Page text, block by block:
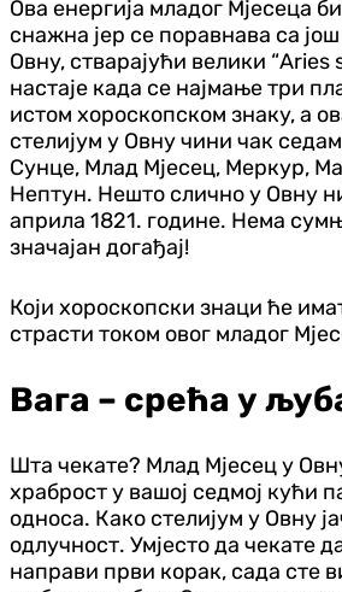
Ова енергија младог Мјесеца
снажна јер се поравнава са
Овну, стварајући велики “Aries
настаје када се најмање три
истом хороскопском знаку, а
стелијум у Овну чини чак
Сунце, Млад Мјесец, Меркур,
Нептун. Нешто слично у Овну
априла 1821. године. Нема
значајан догађај!
Који хороскопски знаци ће
страсти током овог младог
Вага – срећа у
Шта чекате? Млад Мјесец у
храброст у вашој седмој кући
односа. Како стелијум у Овну
одлучност. Умјесто да чекате
направи први корак, сада сте